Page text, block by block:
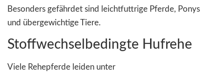
Besonders gefährdet sind leichtfuttrige Pferde, Ponys
und übergewichtige Tiere.
Stoffwechselbedingte Hufrehe
Viele Rehepferde leiden unter